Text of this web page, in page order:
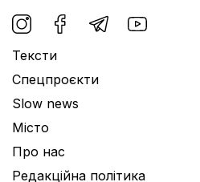
Тексти
Спецпроєкти
Slow news
Місто
Про нас
Редакційна політика